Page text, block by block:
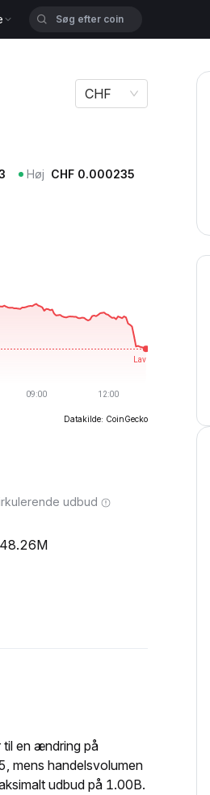
CHF
Høj CHF 0.000235
Datakilde: CoinGecko
udbud
en ændring på
mens handelsvolumen
udbud på 1.00B.